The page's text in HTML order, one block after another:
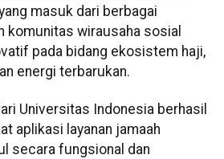
masuk dari berbagai
komunitas wirausaha sosial
pada bidang ekosistem haji,
energi terbarukan.
Universitas Indonesia berhasil
aplikasi layanan jamaah
secara fungsional dan